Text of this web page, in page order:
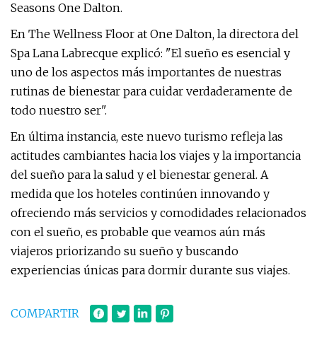
Seasons One Dalton.
En The Wellness Floor at One Dalton, la directora del
Spa Lana Labrecque explicó: "El sueño es esencial y
uno de los aspectos más importantes de nuestras
rutinas de bienestar para cuidar verdaderamente de
todo nuestro ser".
En última instancia, este nuevo turismo refleja las
actitudes cambiantes hacia los viajes y la importancia
del sueño para la salud y el bienestar general. A
medida que los hoteles continúen innovando y
ofreciendo más servicios y comodidades relacionados
con el sueño, es probable que veamos aún más
viajeros priorizando su sueño y buscando
experiencias únicas para dormir durante sus viajes.
COMPARTIR